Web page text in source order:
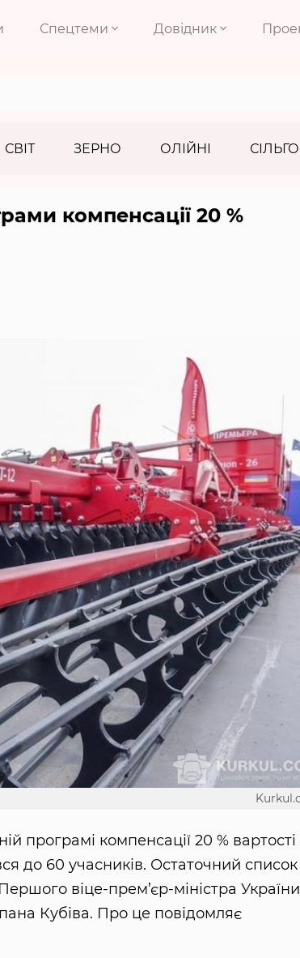
Спецтеми Довідник
СВІТ ЗЕРНО ОЛІЙНІ
компенсації 20 %
програмі компенсації 20 % вартості
до 60 учасників. Остаточний список
віце-прем’єр-міністра
Кубіва. Про це повідомляє